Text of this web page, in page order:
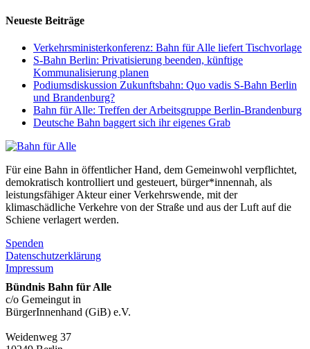
Neueste Beiträge
Verkehrsministerkonferenz: Bahn für Alle liefert Tischvorlage
S-Bahn Berlin: Privatisierung beenden, künftige
Kommunalisierung planen
Podiumsdiskussion Zukunftsbahn: Quo vadis S-Bahn Berlin
und Brandenburg?
Bahn für Alle: Treffen der Arbeitsgruppe Berlin-Brandenburg
Deutsche Bahn baggert sich ihr eigenes Grab
Für eine Bahn in öffentlicher Hand, dem Gemeinwohl verpflichtet,
demokratisch kontrolliert und gesteuert, bürger*innennah, als
leistungsfähiger Akteur einer Verkehrswende, mit der
klimaschädliche Verkehre von der Straße und aus der Luft auf die
Schiene verlagert werden.
Spenden
Datenschutzerklärung
Impressum
Bündnis Bahn für Alle
c/o Gemeingut in
BürgerInnenhand (GiB) e.V.
Weidenweg 37